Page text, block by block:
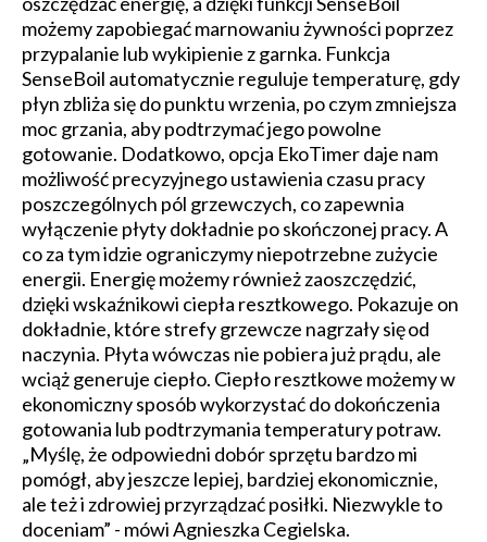
możemy zapobiegać marnowaniu żywności poprzez
przypalanie lub wykipienie z garnka. Funkcja
SenseBoil automatycznie reguluje temperaturę, gdy
płyn zbliża się do punktu wrzenia, po czym zmniejsza
moc grzania, aby podtrzymać jego powolne
gotowanie. Dodatkowo, opcja EkoTimer daje nam
możliwość precyzyjnego ustawienia czasu pracy
poszczególnych pól grzewczych, co zapewnia
wyłączenie płyty dokładnie po skończonej pracy. A
co za tym idzie ograniczymy niepotrzebne zużycie
energii. Energię możemy również zaoszczędzić,
dzięki wskaźnikowi ciepła resztkowego. Pokazuje on
dokładnie, które strefy grzewcze nagrzały się od
naczynia. Płyta wówczas nie pobiera już prądu, ale
wciąż generuje ciepło. Ciepło resztkowe możemy w
ekonomiczny sposób wykorzystać do dokończenia
gotowania lub podtrzymania temperatury potraw.
„Myślę, że odpowiedni dobór sprzętu bardzo mi
pomógł, aby jeszcze lepiej, bardziej ekonomicznie,
ale też i zdrowiej przyrządzać posiłki. Niezwykle to
doceniam” - mówi Agnieszka Cegielska.